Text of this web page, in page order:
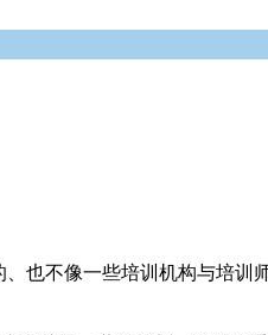
也不像一些培训机构与培